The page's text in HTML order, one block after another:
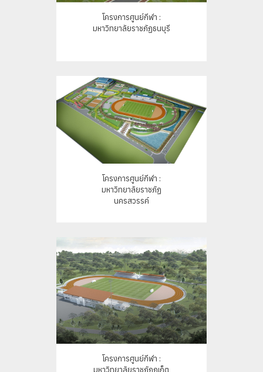
โครงการศูนย์กีฬา :
มหาวิทยาลัยราชภัฏธนบุรี
โครงการศูนย์กีฬา :
มหาวิทยาลัยราชภัฏ
นครสวรรค์
โครงการศูนย์กีฬา :
มหาวิทยาลัยราชภัฏภูเก็ต